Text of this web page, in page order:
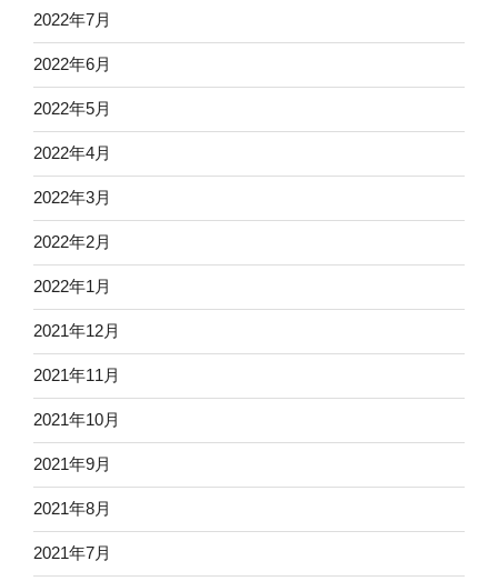
2022年7月
2022年6月
2022年5月
2022年4月
2022年3月
2022年2月
2022年1月
2021年12月
2021年11月
2021年10月
2021年9月
2021年8月
2021年7月